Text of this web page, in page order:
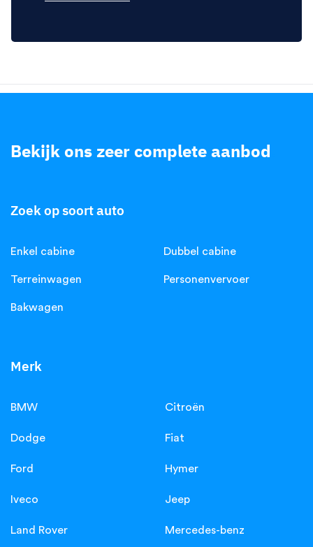
Bekijk ons zeer complete aanbod
Zoek op soort auto
Enkel cabine Dubbel cabine
Terreinwagen Personenvervoer
Bakwagen
Merk
BMW Citroën
Dodge Fiat
Ford Hymer
Iveco Jeep
Land Rover Mercedes-benz